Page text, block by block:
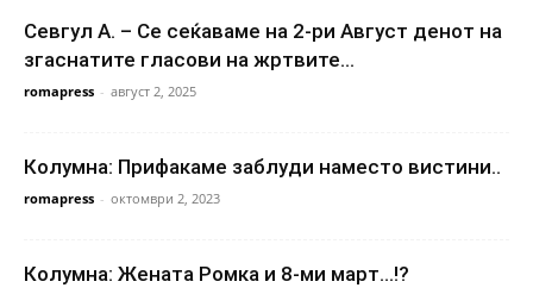
Севгул А. – Се сеќаваме на 2-ри Август денот на
згаснатите гласови на жртвите...
romapress - август 2, 2025
Колумна: Прифакаме заблуди наместо вистини..
romapress - октомври 2, 2023
Колумна: Жената Ромка и 8-ми март…!?